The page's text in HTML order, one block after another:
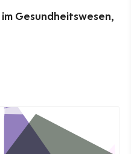
Gesundheitswesen,